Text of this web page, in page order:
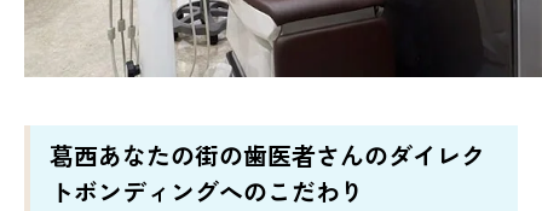
葛西あなたの街の歯医者さんのダイレク
トボンディングへのこだわり